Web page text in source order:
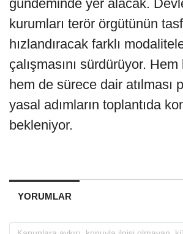
gündeminde yer alacak.
kurumları terör örgütünün
hızlandıracak farklı
çalışmasını sürdürüyor.
hem de sürece dair atılması
yasal adımların toplantıda
bekleniyor.
YORUMLAR